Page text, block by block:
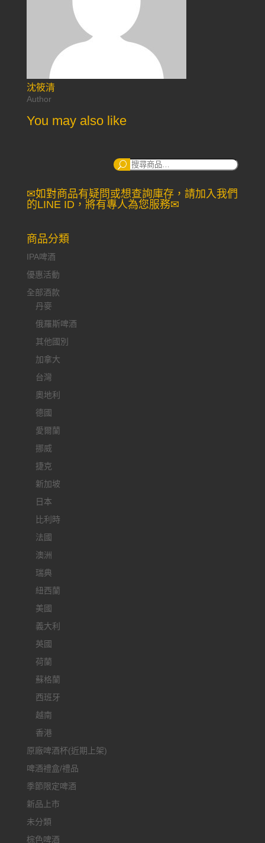
沈筱清
Author
You may also like
搜
✉如對商品有疑問或想查詢庫存，請加入我們
的LINE ID，將有專人為您服務✉
商品分類
IPA啤酒
優惠活動
全部酒款
丹麥
俄羅斯啤酒
其他國別
加拿大
台灣
奧地利
德國
愛爾蘭
挪威
捷克
新加坡
日本
比利時
法國
澳洲
瑞典
紐西蘭
美國
義大利
英國
荷蘭
蘇格蘭
西班牙
越南
香港
原廠啤酒杯(近期上架)
啤酒禮盒/禮品
季節限定啤酒
新品上市
未分類
棕色啤酒